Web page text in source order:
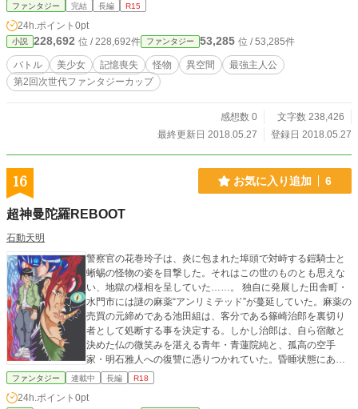
ファンタジー 完結 長編 R15
24h.ポイント 0pt
小説 228,692 位 / 228,692件 ファンタジー 53,285 位 / 53,285件
バトル 美少女 記憶喪失 怪物 異空間
最強主人公
第2回次世代ファンタジーカップ
感想数 0
文字数 238,426
最終更新日 2018.05.27
登録日 2018.05.27
16 お気に入り追加 6
超神曼陀羅REBOOT
石動天明
警察官の花巻玲子は、炎に包まれた埠頭で対峙する鎧騎士と
蜥蜴の怪物の姿を目撃した。それはこの世のものとも思えな
い、地獄の様相を呈していた……。 独自に発展した田舎町・
水門市には謎の麻薬“アンリミテッド”が蔓延していた。麻薬の
売買の元締めである池田組は、客分である篠崎治郎を裏切り
者として処断する事を決定する。しかし治郎は、自ら宿敵と
決めた仏の微笑みを湛える青年・青蓮院純と、孤高の空手
家・明石雅人への復讐に憑りつかれていた。昏睡状態にあ
る、恋人の平山里美の親友を目覚めさせる手助けをするべく
亦、“アンリミテッド”の陰にある野望を叩く為に再び水門市を
ファンタジー 連載中 長編 R18
24h.ポイント 0pt